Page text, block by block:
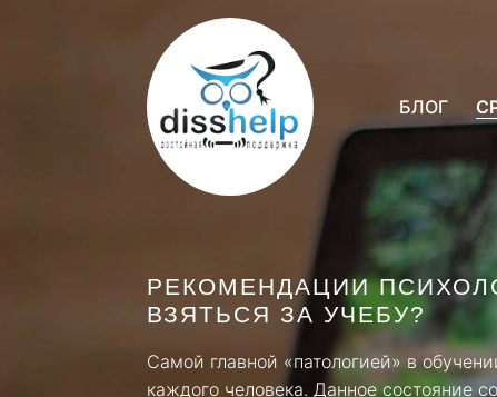
БЛОГ
РЕКОМЕНДАЦИИ
ВЗЯТЬСЯ ЗА УЧЕБУ?
Самой главной «патологией» в
каждого человека. Данное состояние